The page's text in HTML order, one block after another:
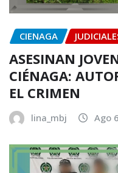
CIENAGA
ASESINAN
CIÉNAGA:
EL CRIMEN
lina_mbj Ago